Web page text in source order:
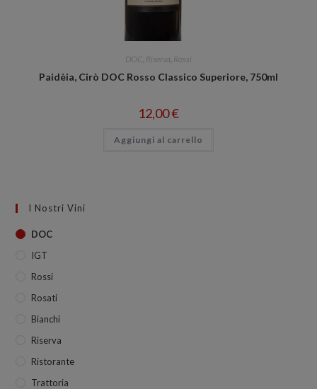
DOC, Riserva, Rossi
Paidèia, Cirò DOC Rosso Classico Superiore, 750ml
12,00€
Aggiungi al carrello
I Nostri Vini
DOC
IGT
Rossi
Rosati
Bianchi
Riserva
Ristorante
Trattoria